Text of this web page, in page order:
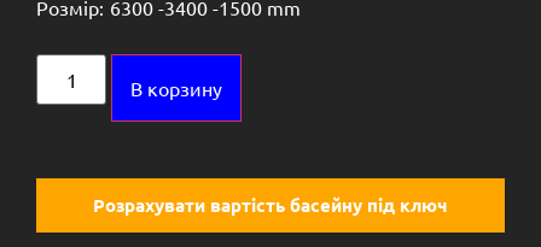
Розмір: 6300 -3400 -1500 mm
В корзину
Розрахувати вартість басейну під ключ